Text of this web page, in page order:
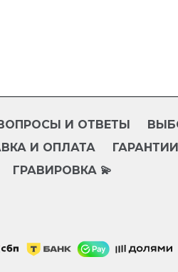
И ОТВЕТЫ
И ОПЛАТА ГАРАНТИИ
ГРАВИРОВКА 💫